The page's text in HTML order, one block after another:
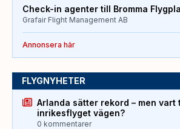
Check-in agenter till Bromma
Grafair Flight Management AB
Annonsera här
FLYGNYHETER
Arlanda sätter rekord – men vart
inrikesflyget vägen?
0 kommentarer